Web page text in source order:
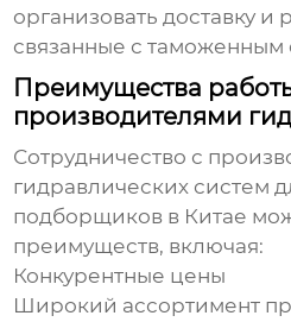
организовать доставку
связанные с
Преимущества
производителями
Сотрудничество с
гидравлических систем
подборщиков в Китае
преимуществ, включая:
Конкурентные цены
Широкий ассортимент